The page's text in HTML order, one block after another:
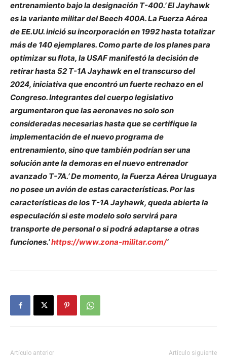
entrenamiento bajo la designación T-400.’ El Jayhawk
es la variante militar del Beech 400A. La Fuerza Aérea
de EE.UU. inició su incorporación en 1992 hasta totalizar
más de 140 ejemplares. Como parte de los planes para
optimizar su flota, la USAF manifestó la decisión de
retirar hasta 52 T-1A Jayhawk en el transcurso del
2024, iniciativa que encontró un fuerte rechazo en el
Congreso. Integrantes del cuerpo legislativo
argumentaron que las aeronaves no solo son
consideradas necesarias hasta que se certifique la
implementación de el nuevo programa de
entrenamiento, sino que también podrían ser una
solución ante la demoras en el nuevo entrenador
avanzado T-7A.’ De momento, la Fuerza Aérea Uruguaya
no posee un avión de estas características. Por las
características de los T-1A Jayhawk, queda abierta la
especulación si este modelo solo servirá para
transporte de personal o si podrá adaptarse a otras
funciones.’https://www.zona-militar.com/’
Artículo anterior Artículo siguiente